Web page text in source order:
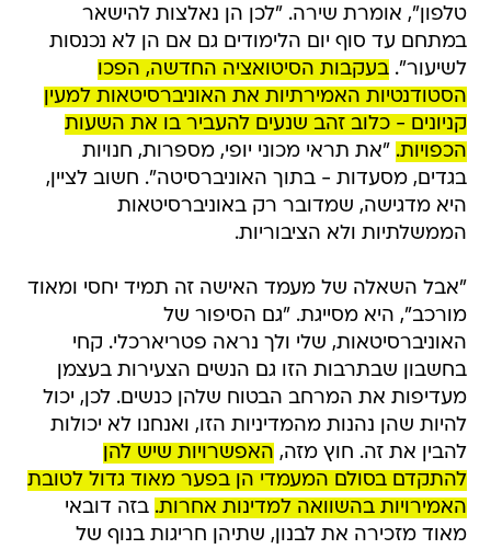
טלפון", אומרת שירה. "לכן הן נאלצות להישאר
במתחם עד סוף יום הלימודים גם אם הן לא נכנסות
לשיעור".בעקבות הסיטואציה החדשה, הפכו
הסטודנטיות האמירתיות את האוניברסיטאות למעין
קניונים - כלוב זהב שנעים להעביר בו את השעות
הכפויות. "את תראי מכוני יופי, מספרות, חנויות
בגדים, מסעדות - בתוך האוניברסיטה". חשוב לציין,
היא מדגישה, שמדובר רק באוניברסיטאות
הממשלתיות ולא הציבוריות.
"אבל השאלה של מעמד האישה זה תמיד יחסי ומאוד
מורכב", היא מסייגת. "גם הסיפור של
האוניברסיטאות, שלי ולך נראה פטריארכלי. קחי
בחשבון שבתרבות הזו גם הנשים הצעירות בעצמן
מעדיפות את המרחב הבטוח שלהן כנשים. לכן, יכול
להיות שהן נהנות מהמדיניות הזו, ואנחנו לא יכולות
להבין את זה. חוץ מזה, האפשרויות שיש להן
להתקדם בסולם המעמדי הן בפער מאוד גדול לטובת
האמירויות בהשוואה למדינות אחרות. בזה דובאי
מאוד מזכירה את לבנון, שתיהן חריגות בנוף של